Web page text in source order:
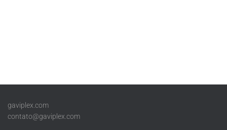
gaviplex.com
contato@gaviplex.com